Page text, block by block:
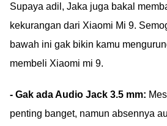
Supaya adil, Jaka juga bakal
kekurangan dari Xiaomi Mi 9.
bawah ini gak bikin kamu
membeli Xiaomi mi 9.
- Gak ada Audio Jack 3.5 mm:
penting banget, namun absennya